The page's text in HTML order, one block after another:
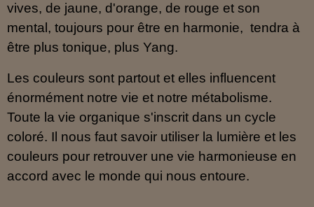
vives, de jaune, d'orange, de rouge et son
mental, toujours pour être en harmonie, tendra à
être plus tonique, plus Yang.
Les couleurs sont partout et elles influencent
énormément notre vie et notre métabolisme.
Toute la vie organique s'inscrit dans un cycle
coloré. Il nous faut savoir utiliser la lumière et les
couleurs pour retrouver une vie harmonieuse en
accord avec le monde qui nous entoure.